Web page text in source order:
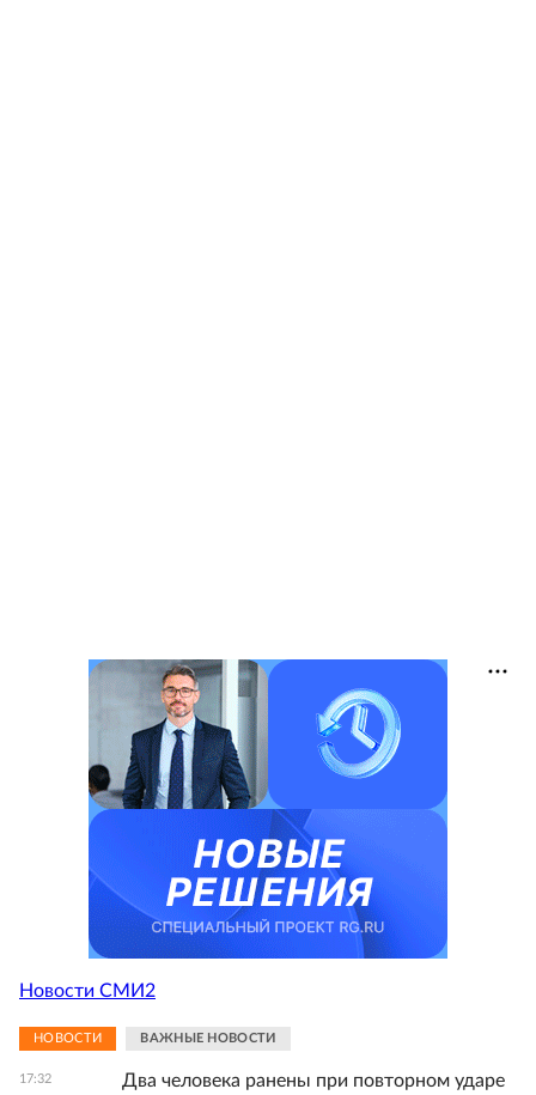
Новости СМИ2
НОВОСТИ ВАЖНЫЕ НОВОСТИ
17:32
Два человека ранены при повторном ударе